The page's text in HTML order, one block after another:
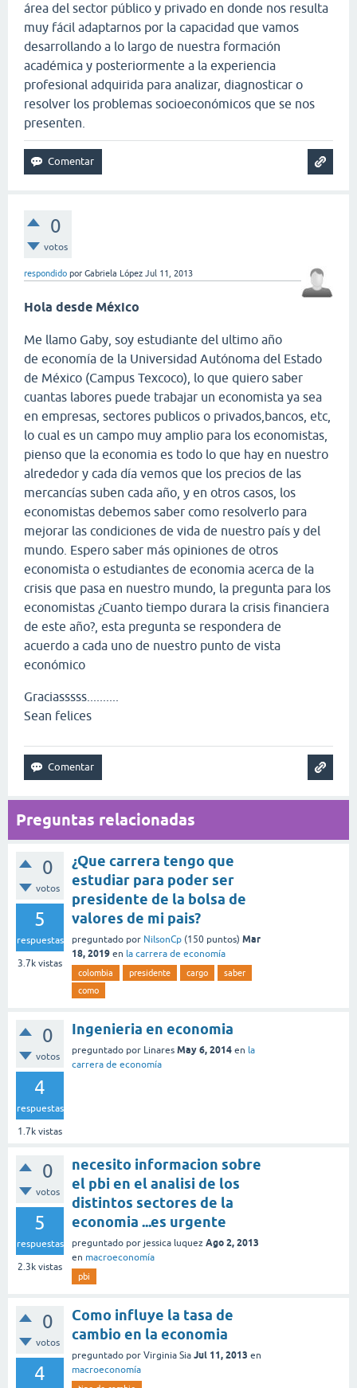
área del sector público y privado en donde nos resulta
muy fácil adaptarnos por la capacidad que vamos
desarrollando a lo largo de nuestra formación
académica y posteriormente a la experiencia
profesional adquirida para analizar, diagnosticar o
resolver los problemas socioeconómicos que se nos
presenten.
0
votos
respondido por Gabriela López Jul 11, 2013
Hola desde México
Me llamo Gaby, soy estudiante del ultimo año
de economía de la Universidad Autónoma del Estado
de México (Campus Texcoco), lo que quiero saber
cuantas labores puede trabajar un economista ya sea
en empresas, sectores publicos o privados,bancos, etc,
lo cual es un campo muy amplio para los economistas,
pienso que la economia es todo lo que hay en nuestro
alrededor y cada día vemos que los precios de las
mercancías suben cada año, y en otros casos, los
economistas debemos saber como resolverlo para
mejorar las condiciones de vida de nuestro país y del
mundo. Espero saber más opiniones de otros
economista o estudiantes de economia acerca de la
crisis que pasa en nuestro mundo, la pregunta para los
economistas ¿Cuanto tiempo durara la crisis financiera
de este año?, esta pregunta se respondera de
acuerdo a cada uno de nuestro punto de vista
económico
Graciasssss..........
Sean felices
Preguntas relacionadas
0
votos
5
respuestas
3.7k vistas
¿Que carrera tengo que
estudiar para poder ser
presidente de la bolsa de
valores de mi pais?
preguntado por NilsonCp (150 puntos) Mar
18, 2019 en la carrera de economía
colombia presidente cargo
saber
como
0
votos
4
respuestas
1.7k vistas
Ingenieria en economia
preguntado por Linares May 6, 2014 en la
carrera de economía
0
votos
5
respuestas
2.3k vistas
necesito informacion sobre
el pbi en el analisi de los
distintos sectores de la
economia ...es urgente
preguntado por jessica luquez Ago 2, 2013
en macroeconomía
pbi
0
votos
4
Como influye la tasa de
cambio en la economia
preguntado por Virginia Sia Jul 11, 2013 en
macroeconomía